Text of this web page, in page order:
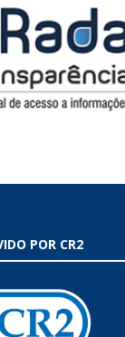
POR CR2